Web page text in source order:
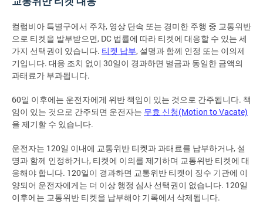
컬럼비아 특별구에서 주차, 영상 단속 또는 경미한 주행 중 교통위반
으로 티켓을 발부받으면, DC 법률에 따라 티켓에 대응할 수 있는 세
가지 선택권이 있습니다. 티켓 납부, 설명과 함께 인정 또는 이의제
기입니다. 대응 조치 없이 30일이 경과하면 벌금과 동일한 금액의
과태료가 부과됩니다.
60일 이후에는 운전자에게 위반 책임이 있는 것으로 간주됩니다. 책
임이 있는 것으로 간주되면 운전자는 무효 신청(Motion to Vacate)
을 제기할 수 있습니다.
운전자는 120일 이내에 교통위반 티켓과 과태료를 납부하거나, 설
명과 함께 인정하거나, 티켓에 이의를 제기하며 교통위반 티켓에 대
응해야 합니다. 120일이 경과하면 교통위반 티켓이 징수 기관에 이
양되어 운전자에게는 더 이상 행정 심사 선택권이 없습니다. 120일
이후에는 교통위반 티켓을 납부해야 기록에서 삭제됩니다.